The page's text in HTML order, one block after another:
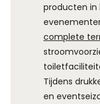
producten in
complete
Tijdens
en